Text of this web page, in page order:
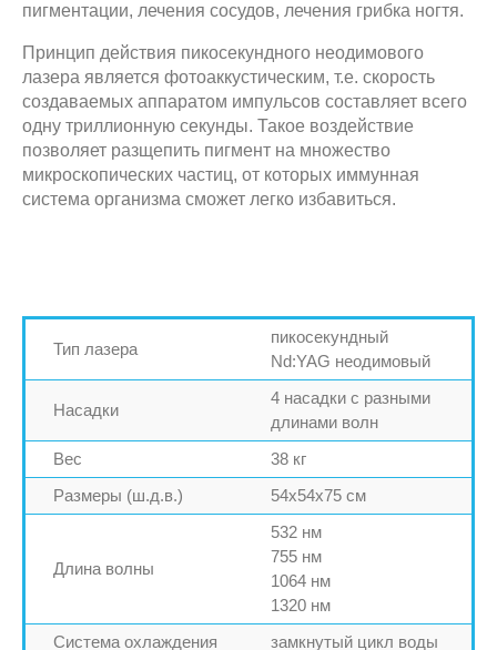
пигментации, лечения сосудов, лечения грибка ногтя.
Принцип действия пикосекундного неодимового
лазера является фотоаккустическим, т.е. скорость
создаваемых аппаратом импульсов составляет всего
одну триллионную секунды. Такое воздействие
позволяет разщепить пигмент на множество
микроскопических частиц, от которых иммунная
система организма сможет легко избавиться.
Тип лазера
пикосекундный
Nd:YAG неодимовый
Насадки
4 насадки с разными
длинами волн
Вес
38 кг
Размеры (ш.д.в.)
54х54х75 см
Длина волны
532 нм
755 нм
1064 нм
1320 нм
Система охлаждения
замкнутый цикл воды